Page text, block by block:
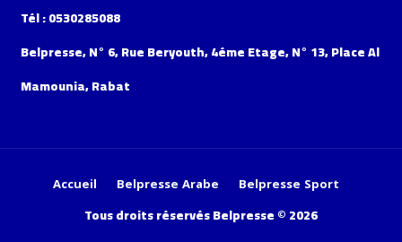
Tél : 0530285088
Belpresse, N° 6, Rue Beryouth, 4éme Etage, N° 13, Place Al
Mamounia, Rabat
Accueil Belpresse Arabe Belpresse Sport
Tous droits réservés Belpresse © 2026